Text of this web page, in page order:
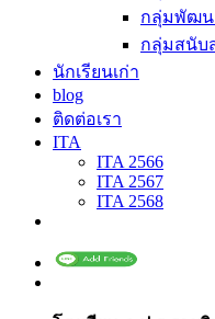
กลุ่มพัฒน
กลุ่มสนับ
นักเรียนเก่า
blog
ติดต่อเรา
ITA
ITA 2566
ITA 2567
ITA 2568